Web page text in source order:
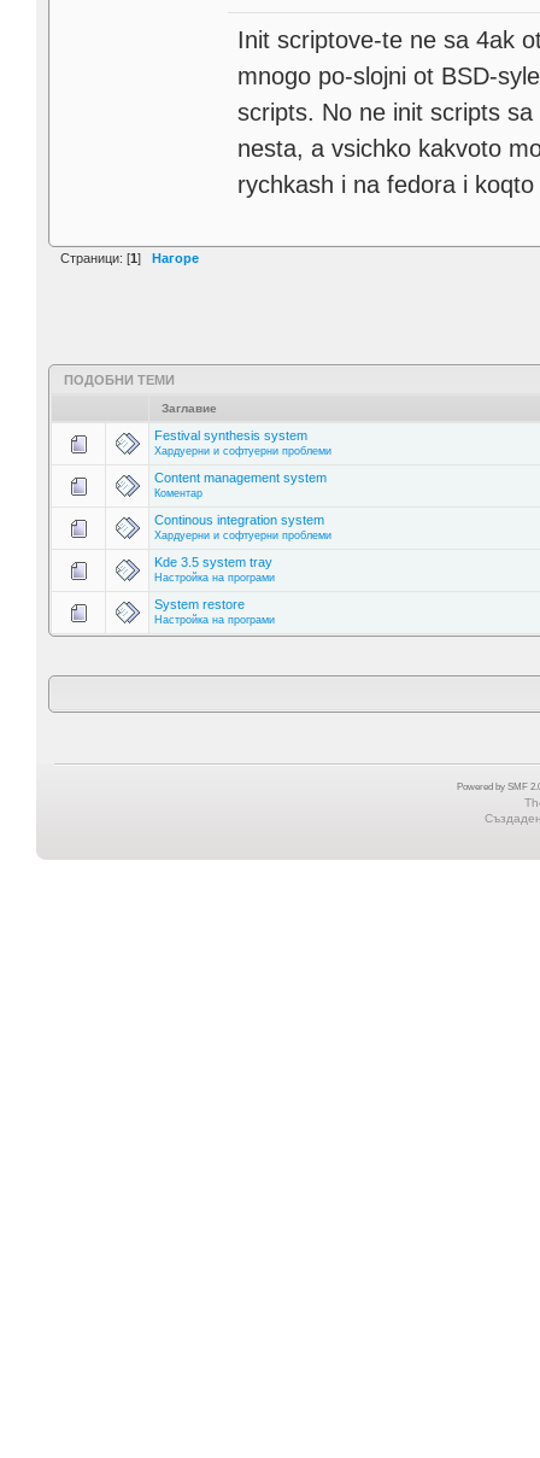
Init scriptove-te ne sa 4ak
mnogo po-slojni ot BSD-
scripts. No ne init scripts
nesta, a vsichko kakvoto
rychkash i na fedora i
Страници: [1] Нагоре
ПОДОБНИ ТЕМИ
Заглавие
Festival synthesis system
Хардуерни и софтуерни проблеми
Content management system
Коментар
Continous integration system
Хардуерни и софтуерни проблеми
Kde 3.5 system tray
Настройка на програми
System restore
Настройка на програми
Powered by SMF